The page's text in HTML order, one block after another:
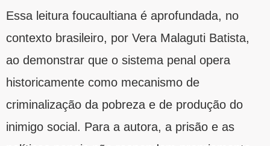
Essa leitura foucaultiana é aprofundada, no
contexto brasileiro, por Vera Malaguti Batista,
ao demonstrar que o sistema penal opera
historicamente como mecanismo de
criminalização da pobreza e de produção do
inimigo social. Para a autora, a prisão e as